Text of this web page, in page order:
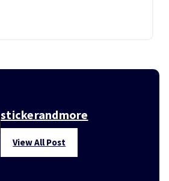
stickerandmore
View All Post